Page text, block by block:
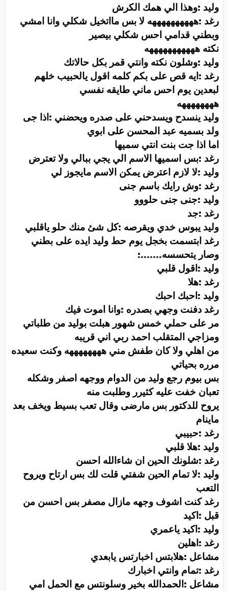
وليد :وهذا الي همك الكرش
رغد :ههههههههههه لا بس مااتخيل شكلي وانا امشي
وبطني قدامي احس شكلي بيصير
نكته هههههههههههه
وليد :وشلون نكته وانتي قمر بكل حالاتك
رغد :ايه قص على بكم كلمه اقول يالحبيب خلهم
لبعدين يوم احس ماني طايقه نفسي
ههههههههه
وليد ينسدح ويسدحني على صدره ويحضني :اذا جى
ولد بسميه عبد المحسن على ابوي
اما اذا جت بنت انتي سميها
رغد :بس اسميها الاسم الي يجي ببالي ولا تعترض
وليد :لا لازم اعترض يمكن الاسم مايجوز لي
رغد :وش رايك باسم جنى
وليد :جنى جنى حلووو
رغد :جد
وليد يبوس خدي ويقرصه :كل شئ منك حلو ياقلبي
رغد ابتسمت بخجل يوم حط وليد ايده على بطني
وصار يتحسسه:.......
وليد :اقول قلبي
رغد :هلا
وليد :احبك احبك
رغد دفنت وجهي بصدره :وانا اموت فيك
مر على حملي خمس شهور هبلت بوليد من طلباتي
ومزاجي المتقلب احمد ربي اني قريبه
من اهلي ولا كان طفش مني ههههههههه وكنت سعيده
مرره بحياتي
بس بيوم رجع وليد من الدوام ووجهه اصفر وشكله
تعبان خفت عليه كثيرر وطلبت منه
يروح للدكتور بس مارضى وقال تعب بسيط ويخف بعد
ماينام
رغد :حبيبي
وليد :هلا قلبي
رغد :شلونك الحين ان شاءالله احسن
وليد :لا تمام الحين شفتي قلت لك بس ارتاح ويروح
التعب
رغد كنت اشوف وجهه مازال مصفر بس احسن من
قبل :اكيد
وليد :اكيد ياعمري
رغد :اهلين
مشاعل :هلابتس اخبارتس يابعدي
رغد :تمام وانتي اخبارك
مشاعل :الحمدالله بخير وسلونتس مع الحمل امي